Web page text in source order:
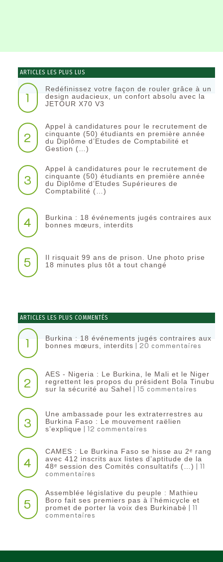
ARTICLES LES PLUS LUS
1
Redéfinissez votre façon de rouler grâce à un
design audacieux, un confort absolu avec la
JETOUR X70 V3
2
Appel à candidatures pour le recrutement de
cinquante (50) étudiants en première année
du Diplôme d’Etudes de Comptabilité et
Gestion (…)
3
Appel à candidatures pour le recrutement de
cinquante (50) étudiants en première année
du Diplôme d’Etudes Supérieures de
Comptabilité (…)
4
Burkina : 18 événements jugés contraires aux
bonnes mœurs, interdits
5
Il risquait 99 ans de prison. Une photo prise
18 minutes plus tôt a tout changé
ARTICLES LES PLUS COMMENTÉS
1
Burkina : 18 événements jugés contraires aux
bonnes mœurs, interdits | 20 commentaires
2
AES - Nigeria : Le Burkina, le Mali et le Niger
regrettent les propos du président Bola Tinubu
sur la sécurité au Sahel | 15 commentaires
3
Une ambassade pour les extraterrestres au
Burkina Faso : Le mouvement raëlien
s’explique | 12 commentaires
4
CAMES : Le Burkina Faso se hisse au 2ᵉ rang
avec 412 inscrits aux listes d’aptitude de la
48ᵉ session des Comités consultatifs (…) | 11
commentaires
5
Assemblée législative du peuple : Mathieu
Boro fait ses premiers pas à l’hémicycle et
promet de porter la voix des Burkinabè | 11
commentaires